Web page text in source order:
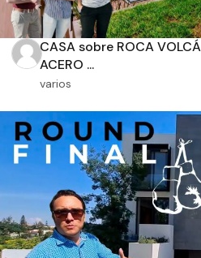
CASA sobre ROCA
ACERO ...
varios
m2 de terreno
Aplicar